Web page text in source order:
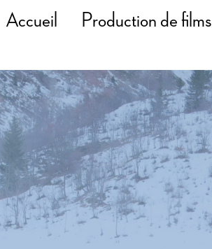
Accueil Production de films